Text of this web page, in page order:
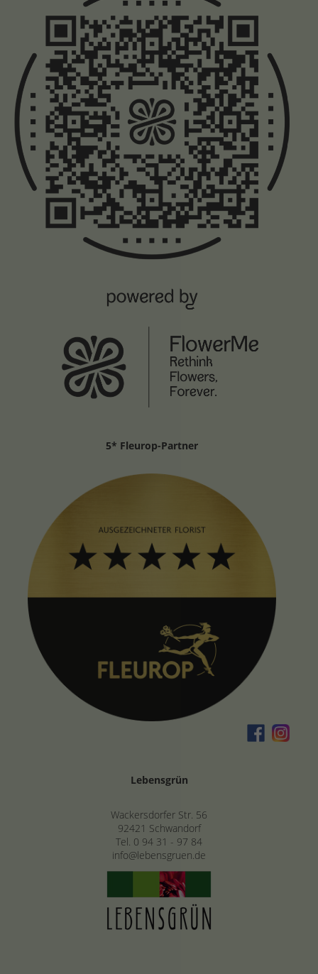
5* Fleurop-Partner
Lebensgrün
Wackersdorfer Str. 56
92421 Schwandorf
Tel. 0 94 31 - 97 84
info@lebensgruen.de